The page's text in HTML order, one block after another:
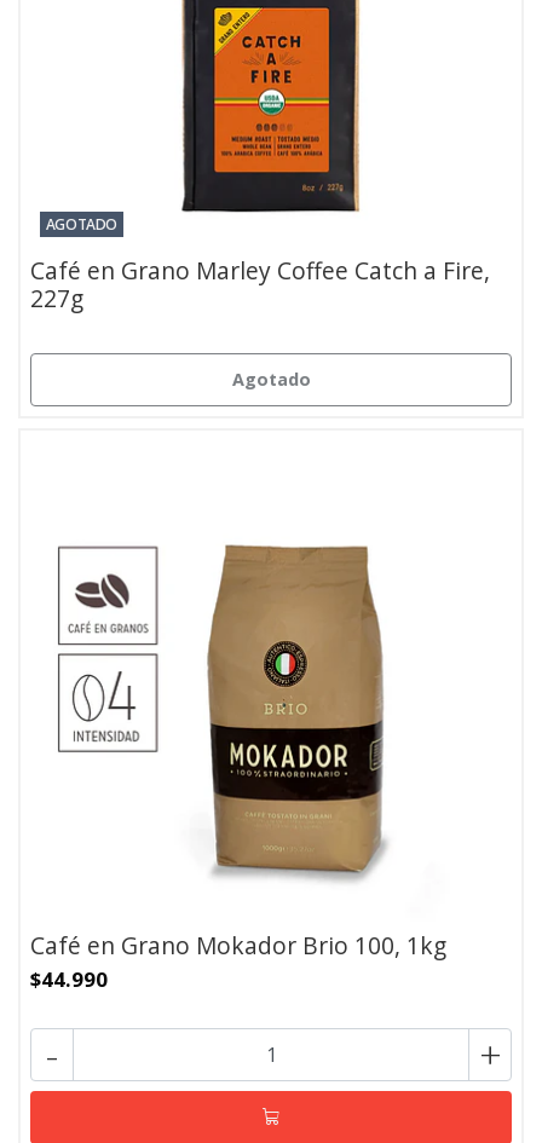
AGOTADO
Café en Grano Marley Coffee Catch a Fire,
227g
Agotado
Café en Grano Mokador Brio 100, 1kg
$44.990
- +